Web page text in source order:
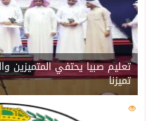
تعليم صبيا يحتفي المتميزين
تميزنا
217